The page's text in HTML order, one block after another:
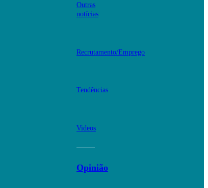
Outras
notícias
Recrutamento/Emprego
Tendências
Videos
Opinião